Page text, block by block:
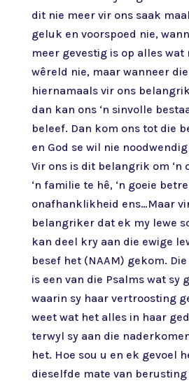
dit nie meer vir ons saak
geluk en voorspoed nie,
meer gevestig is op alles wat
wêreld nie, maar wanneer
hiernamaals vir ons
dan kan ons ‘n sinvolle
beleef. Dan kom ons tot die
en God se wil nie
Vir ons is dit belangrik om ‘n
‘n familie te hê, ‘n goeie
onafhanklikheid ens…Maar
belangriker dat ek my lewe
kan deel kry aan die ewige
besef het (NAAM) gekom.
is een van die Psalms wat sy
waarin sy haar vertroosting
weet wat het alles in haar
terwyl sy aan die
het. Hoe sou u en ek gevoel
dieselfde mate van berusting